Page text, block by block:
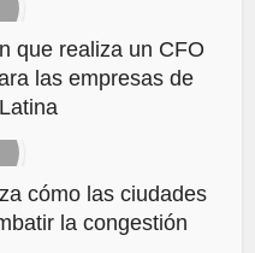
que realiza un CFO
las empresas de
cómo las ciudades
la congestión